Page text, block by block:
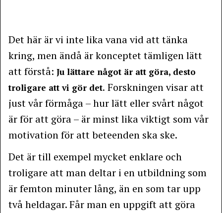
Det här är vi inte lika vana vid att tänka
kring, men ändå är konceptet tämligen lätt
att förstå: Ju lättare något är att göra, desto
troligare att vi gör det. Forskningen visar att
just vår förmåga – hur lätt eller svårt något
är för att göra – är minst lika viktigt som vår
motivation för att beteenden ska ske.
Det är till exempel mycket enklare och
troligare att man deltar i en utbildning som
är femton minuter lång, än en som tar upp
två heldagar. Får man en uppgift att göra